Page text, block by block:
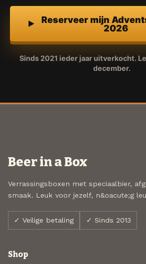
Reserveer mijn
2026
Sinds 2021 ieder jaar uitverkocht.
december.
Beer in a Box
Verrassingsboxen met speciaalbier,
smaak. Leuk voor jezelf, n&oacute;g
✓ Veilige betaling ✓ Sinds 2013
Shop